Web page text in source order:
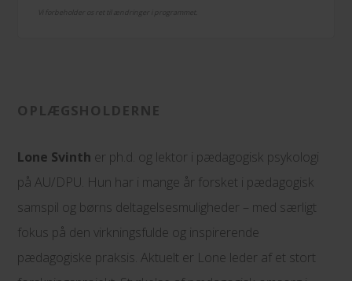
Vi forbeholder os ret til ændringer i programmet.
OPLÆGSHOLDERNE
Lone Svinth er ph.d. og lektor i pædagogisk psykologi
på AU/DPU. Hun har i mange år forsket i pædagogisk
samspil og børns deltagelsesmuligheder – med særligt
fokus på den virkningsfulde og inspirerende
pædagogiske praksis. Aktuelt er Lone leder af et stort